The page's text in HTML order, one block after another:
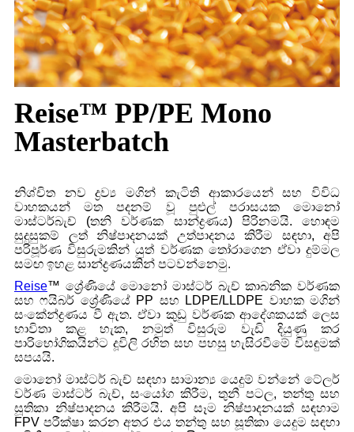
Reise™ PP/PE Mono
Masterbatch
නිශ්චිත නව ද්‍රව්‍ය මගින් කැටිති ආකාරයෙන් සහ විවිධ
වාහකයන් මත පදනම් වූ පුළුල් පරාසයක මොනෝ
මාස්ටර්බැච් (තනි වර්ණක සාන්ද්‍රණය) පිරිනමයි. හොඳම
සුදුසුකම් ලත් නිෂ්පාදනයක් උත්පාදනය කිරීම සඳහා, අපි
පරිපූර්ණ විසුරුමකින් යුත් වර්ණක තෝරාගෙන ඒවා දුම්මල
සමඟ ඉහළ සාන්ද්‍රණයකින් පටවන්නෙමු.
Reise™ ශ්‍රේණියේ මොනෝ මාස්ටර් බැච් කාබනික වර්ණක
සහ ෆයිබර් ශ්‍රේණියේ PP සහ LDPE/LLDPE වාහක මගින්
සංකේන්ද්‍රණය වී ඇත. ඒවා කුඩු වර්ණක ආදේශකයක් ලෙස
භාවිතා කළ හැක, නමුත් විසුරුම වැඩි දියුණු කර
පාරිභෝගිකයින්ට දූවිලි රහිත සහ පහසු හැසිරවීමේ විසඳුමක්
සපයයි.
මොනෝ මාස්ටර් බැච් සඳහා සාමාන්‍ය යෙදුම් වන්නේ ටේලර්
වර්ණ මාස්ටර් බැච්, සංයෝග කිරීම, තුනී පටල, තන්තු සහ
සූතිකා නිෂ්පාදනය කිරීමයි. අපි සෑම නිෂ්පාදනයක් සඳහාම
FPV පරීක්ෂා කරන අතර එය තන්තු සහ සූතිකා යෙදුම සඳහා